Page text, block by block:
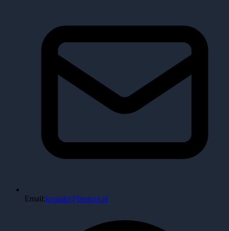
Email:kontakt@bestool.pl